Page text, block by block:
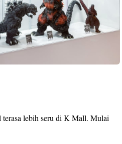
lebih seru di K Mall. Mulai